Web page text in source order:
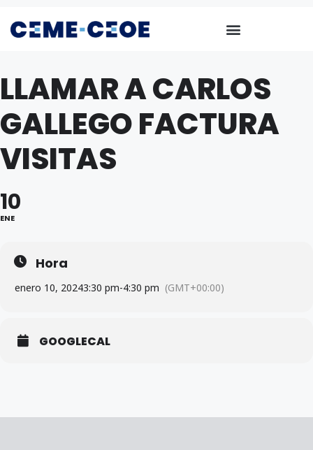
LLAMAR A CARLOS
GALLEGO FACTURA
VISITAS
10
ENE
Hora
enero 10, 20243:30 pm-4:30 pm (GMT+00:00)
GOOGLECAL